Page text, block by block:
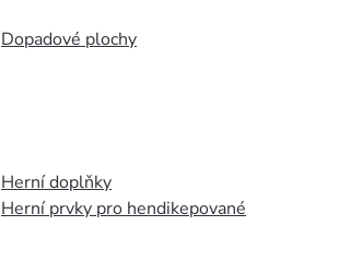
Dopadové plochy
Herní doplňky
Herní prvky pro hendikepované